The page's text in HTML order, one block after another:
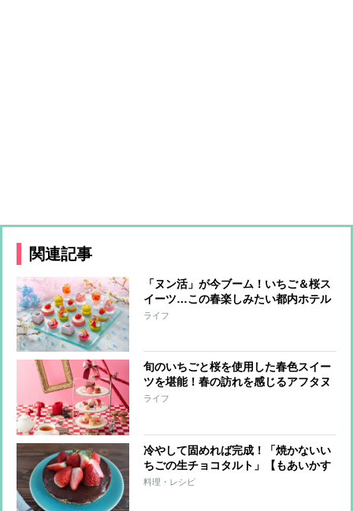
関連記事
「ヌン活」が今ブーム！いちご＆桜ス
イーツ…この春楽しみたい都内ホテル
のアフタヌーンティー7選
ライフ
旬のいちごと桜を使用した春色スイー
ツを堪能！春の訪れを感じるアフタヌ
ーンティー
ライフ
冷やして固めれば完成！「焼かないい
ちごの生チョコタルト」【もあいかす
み ラクウマレシピ】
料理・レシピ